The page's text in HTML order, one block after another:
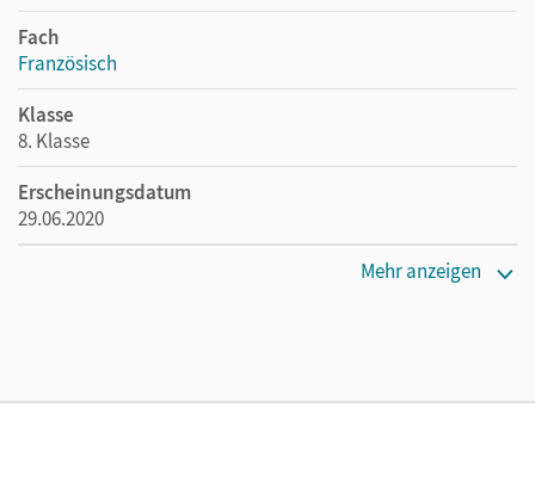
Fach
Französisch
Klasse
8. Klasse
Erscheinungsdatum
29.06.2020
Mehr anzeigen